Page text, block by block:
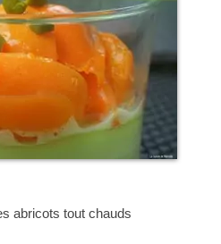
abricots tout chauds